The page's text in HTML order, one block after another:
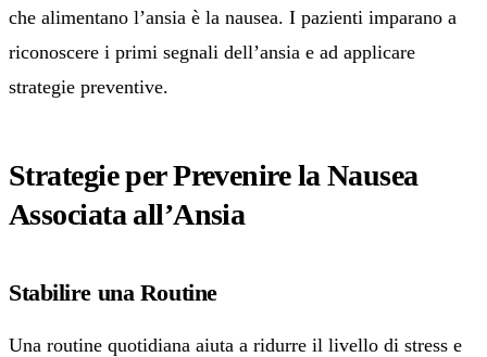
che alimentano l’ansia è la nausea. I pazienti imparano a
riconoscere i primi segnali dell’ansia e ad applicare
strategie preventive.
Strategie per Prevenire la Nausea
Associata all’Ansia
Stabilire una Routine
Una routine quotidiana aiuta a ridurre il livello di stress e